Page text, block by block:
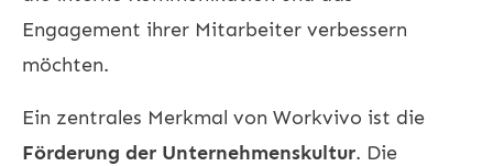
Engagement ihrer Mitarbeiter verbessern
möchten.
Ein zentrales Merkmal von Workvivo ist die
Förderung der Unternehmenskultur. Die